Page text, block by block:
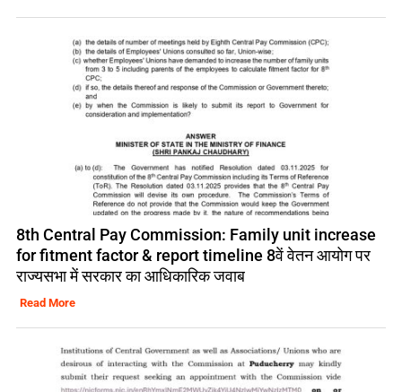
8th Central Pay Commission: Family unit increase
for fitment factor & report timeline 8वें वेतन आयोग पर
राज्यसभा में सरकार का आधिकारिक जवाब
Read More